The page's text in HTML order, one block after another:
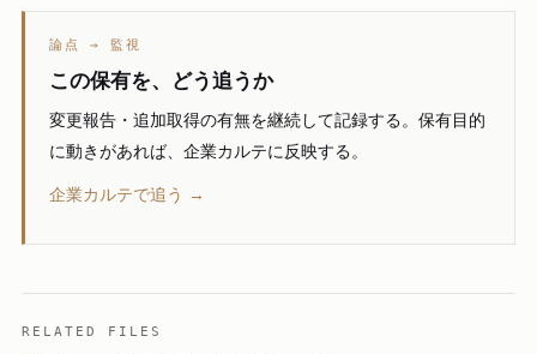
論点 → 監視
この保有を、どう追うか
変更報告・追加取得の有無を継続して記録する。保有目的
に動きがあれば、企業カルテに反映する。
企業カルテで追う →
RELATED FILES